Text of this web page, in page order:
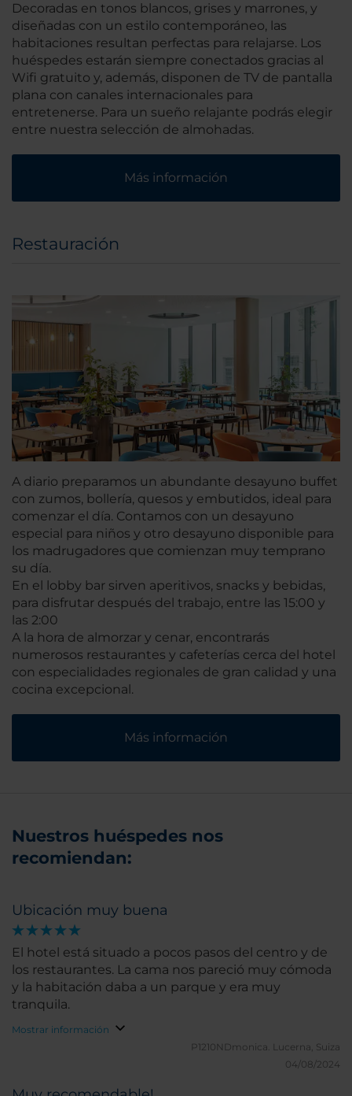
Decoradas en tonos blancos, grises y marrones, y
diseñadas con un estilo contemporáneo, las
habitaciones resultan perfectas para relajarse. Los
huéspedes estarán siempre conectados gracias al
Wifi gratuito y, además, disponen de TV de pantalla
plana con canales internacionales para
entretenerse. Para un sueño relajante podrás elegir
entre nuestra selección de almohadas.
Más información
Restauración
A diario preparamos un abundante desayuno buffet
con zumos, bollería, quesos y embutidos, ideal para
comenzar el día. Contamos con un desayuno
especial para niños y otro desayuno disponible para
los madrugadores que comienzan muy temprano
su día.
En el lobby bar sirven aperitivos, snacks y bebidas,
para disfrutar después del trabajo, entre las 15:00 y
las 2:00
A la hora de almorzar y cenar, encontrarás
numerosos restaurantes y cafeterías cerca del hotel
con especialidades regionales de gran calidad y una
cocina excepcional.
Más información
Nuestros huéspedes nos
recomiendan:
Ubicación muy buena
El hotel está situado a pocos pasos del centro y de
los restaurantes. La cama nos pareció muy cómoda
y la habitación daba a un parque y era muy
tranquila.
Mostrar información
P1210NDmonica.
Lucerna, Suiza
04/08/2024